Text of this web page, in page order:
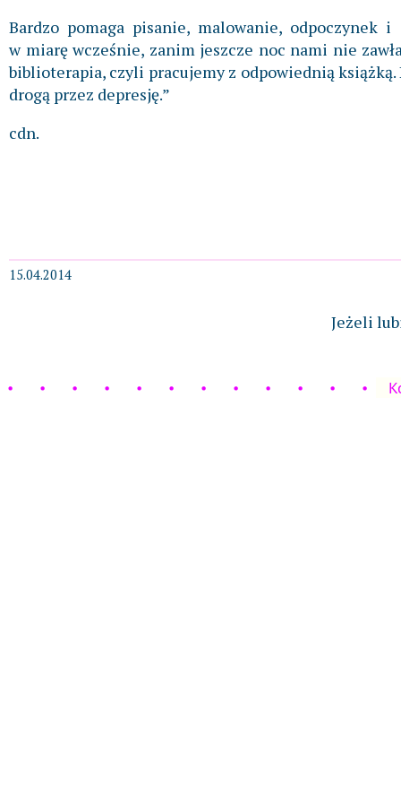
Bardzo pomaga pisanie, malowanie, odpoczynek
w miarę wcześnie, zanim jeszcze noc nami nie
biblioterapia, czyli pracujemy z odpowiednią książką.
drogą przez depresję.”
cdn.
15.04.2014
Jeżeli